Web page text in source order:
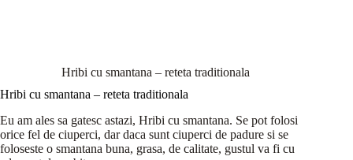
Hribi cu smantana – reteta traditionala
Hribi cu smantana – reteta traditionala
Eu am ales sa gatesc astazi, Hribi cu smantana. Se pot folosi
orice fel de ciuperci, dar daca sunt ciuperci de padure si se
foloseste o smantana buna, grasa, de calitate, gustul va fi cu